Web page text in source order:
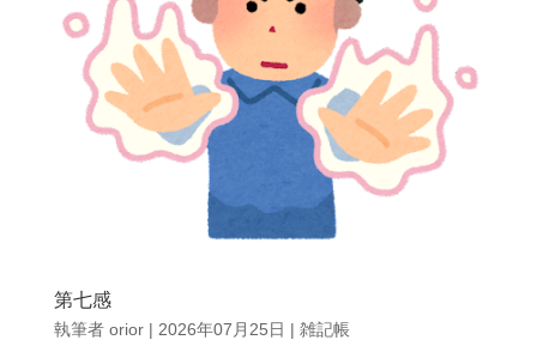
第七感
執筆者 orior| 2026年07月25日 | 雑記帳